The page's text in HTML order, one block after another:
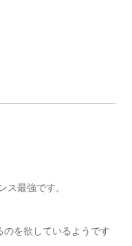
ス最強です。
のを欲しているようです